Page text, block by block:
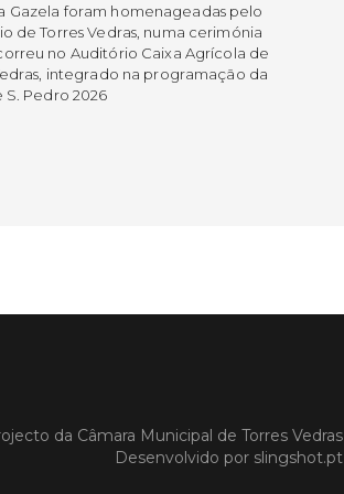
Gazela foram homenageadas pelo
de Torres Vedras, numa cerimónia
no Auditório Caixa Agrícola de
integrado na programação da
S. Pedro 2026
de
foi assinado na manhã de ontem, dia
numa cerimónia realizada no
da Câmara Municipal de Torres Vedras
Desenvolvido por slingshot.pt